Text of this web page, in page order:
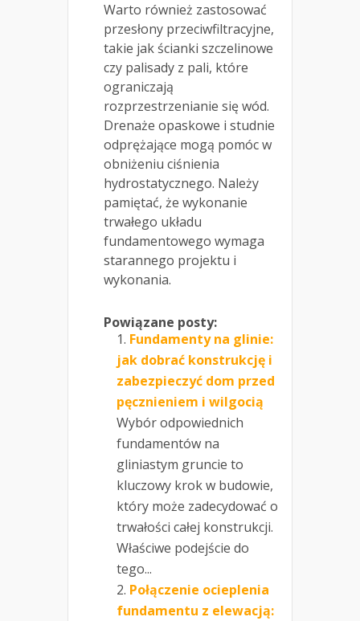
Warto również zastosować
przesłony przeciwfiltracyjne,
takie jak ścianki szczelinowe
czy palisady z pali, które
ograniczają
rozprzestrzenianie się wód.
Drenaże opaskowe i studnie
odprężające mogą pomóc w
obniżeniu ciśnienia
hydrostatycznego. Należy
pamiętać, że wykonanie
trwałego układu
fundamentowego wymaga
starannego projektu i
wykonania.
Powiązane posty:
Fundamenty na glinie:
jak dobrać konstrukcję i
zabezpieczyć dom przed
pęcznieniem i wilgocią
Wybór odpowiednich
fundamentów na
gliniastym gruncie to
kluczowy krok w budowie,
który może zadecydować o
trwałości całej konstrukcji.
Właściwe podejście do
tego...
Połączenie ocieplenia
fundamentu z elewacją: